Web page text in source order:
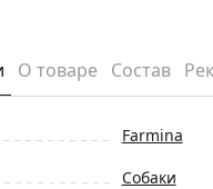
О товаре Состав
Farmina
Собаки